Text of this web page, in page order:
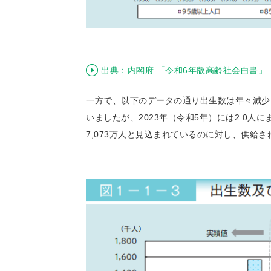
出典：内閣府 「令和6年版高齢社会白書」
一方で、以下のデータの通り出生数は年々減
いましたが、2023年（令和5年）には2.0人に
7,073万人と見込まれているのに対し、供給